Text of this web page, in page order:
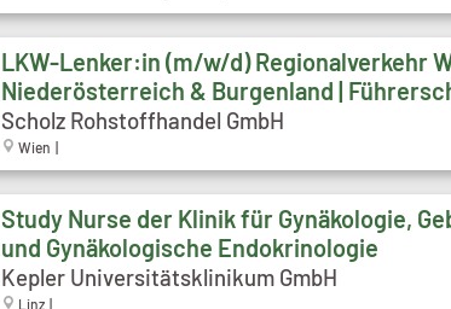
LKW-Lenker:in (m/w/d) Regionalverkehr
Niederösterreich & Burgenland |
Scholz Rohstoffhandel GmbH
Wien |
Study Nurse der Klinik für Gynäkologie,
und Gynäkologische Endokrinologie
Kepler Universitätsklinikum GmbH
Linz |